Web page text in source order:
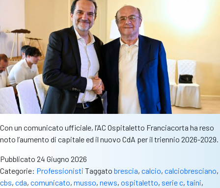
Con un comunicato ufficiale, l’AC Ospitaletto Franciacorta ha reso
noto l’aumento di capitale ed il nuovo CdA per il triennio 2026-2029.
Pubblicato 24 Giugno 2026
Categorie: Professionisti Taggato brescia, calcio, calciobresciano,
cbs, cda, comunicato, musso, news, ospitaletto, serie c, taini,